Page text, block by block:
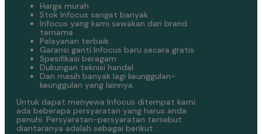
Harga murah
Stok Infocus sangat banyak
Infocus yang kami sewakan dari brand
ternama
Pelayanan terbaik
Garansi ganti Infocus baru secara gratis
Spesifikasi beragam
Dukungan teknisi handal
Dan masih banyak lagi keunggulan-
keunggulan yang lainnya.
Untuk dapat menyewa Infocus ditempat kami
ada beberapa persyaratan yang harus anda
penuhi. Persyaratan-persyaratan tersebut
diantaranya adalah sebagai berikut :